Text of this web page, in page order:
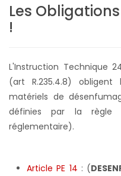
Les
!
L'Instruction Technique
(art R.235.4.8)
matériels de
définies par la règle
réglementaire).
Article PE 14 : (